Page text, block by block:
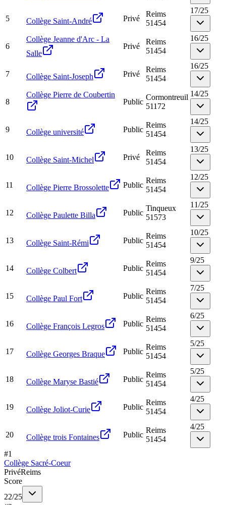
5 Collège Saint-André Privé
Reims
51454
17/25
6
Collège Jeanne d'Arc - La
Salle
Privé
Reims
51454
16/25
7 Collège Saint-Joseph Privé
Reims
51454
16/25
8
Collège Pierre de Coubertin
Public
Cormontreuil
51172
14/25
9 Collège université Public
Reims
51454
14/25
10 Collège Saint-Michel Privé
Reims
51454
13/25
11 Collège Pierre Brossolette Public
Reims
51454
12/25
12 Collège Paulette Billa Public
Tinqueux
51573
11/25
13 Collège Saint-Rémi Public
Reims
51454
10/25
14 Collège Colbert Public
Reims
51454
9/25
15 Collège Paul Fort Public
Reims
51454
7/25
16 Collège François Legros Public
Reims
51454
6/25
17 Collège Georges Braque Public
Reims
51454
5/25
18 Collège Maryse Bastié Public
Reims
51454
5/25
19 Collège Joliot-Curie Public
Reims
51454
4/25
20 Collège trois Fontaines Public
Reims
51454
4/25
#1
Collège Sacré-Coeur
PrivéReims
Score
22/25